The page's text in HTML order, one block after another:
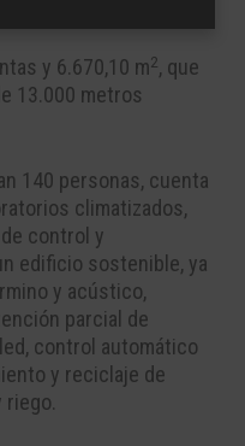
y 6.670,10 m2, que
13.000 metros
140 personas, cuenta
climatizados,
control y
edificio sostenible, ya
y acústico,
parcial de
control automático
y reciclaje de
riego.